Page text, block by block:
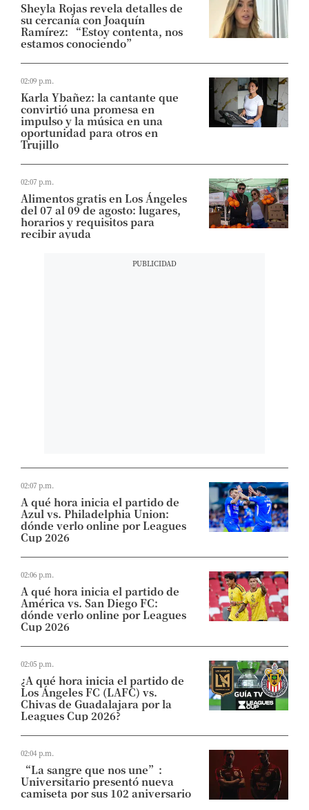
Sheyla Rojas revela detalles de
su cercanía con Joaquín
Ramírez: “Estoy contenta, nos
estamos conociendo”
02:09 p.m.
Karla Ybañez: la cantante que
convirtió una promesa en
impulso y la música en una
oportunidad para otros en
Trujillo
02:07 p.m.
Alimentos gratis en Los Ángeles
del 07 al 09 de agosto: lugares,
horarios y requisitos para
recibir ayuda
02:07 p.m.
A qué hora inicia el partido de
Azul vs. Philadelphia Union:
dónde verlo online por Leagues
Cup 2026
02:06 p.m.
A qué hora inicia el partido de
América vs. San Diego FC:
dónde verlo online por Leagues
Cup 2026
02:05 p.m.
¿A qué hora inicia el partido de
Los Ángeles FC (LAFC) vs.
Chivas de Guadalajara por la
Leagues Cup 2026?
02:04 p.m.
“La sangre que nos une”:
Universitario presentó nueva
camiseta por sus 102 aniversario